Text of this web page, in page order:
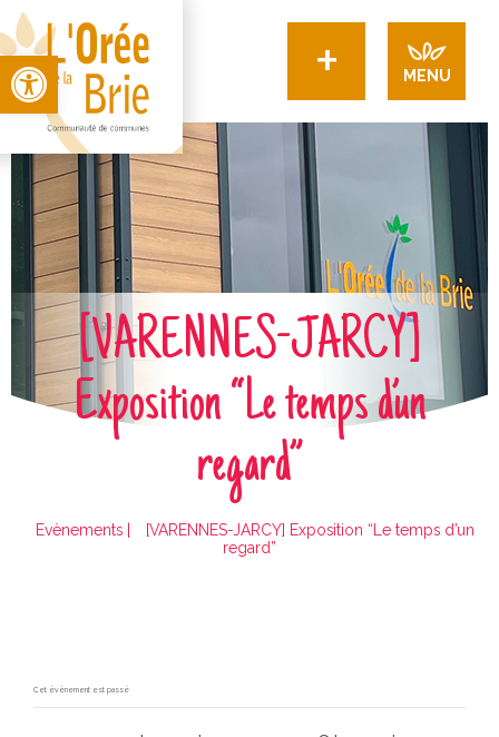
Open toolbar + MENU
[VARENNES-JARCY]
Exposition “Le temps d’un
regard”
Evènements
[VARENNES-JARCY] Exposition “Le temps d’un
regard”
Cet évènement est passé